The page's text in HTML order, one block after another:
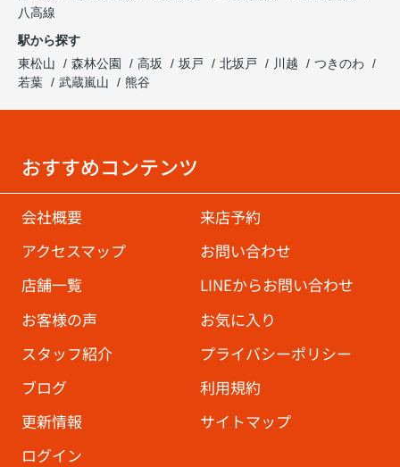
八高線
駅から探す
東松山
森林公園 高坂 坂戸 北坂戸 川越
つきのわ
若葉
武蔵嵐山 熊谷
おすすめコンテンツ
会社概要
来店予約
アクセスマップ
お問い合わせ
店舗一覧
LINEからお問い合わせ
お客様の声
お気に入り
スタッフ紹介
プライバシーポリシー
ブログ
利用規約
更新情報
サイトマップ
ログイン